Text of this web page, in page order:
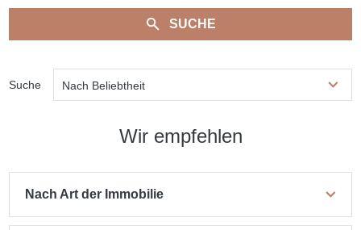
SUCHE
Suche Nach Beliebtheit
Wir empfehlen
Nach Art der Immobilie